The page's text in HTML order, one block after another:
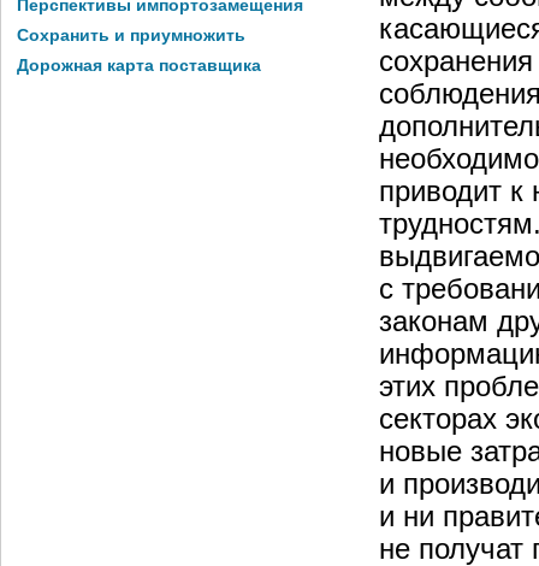
Перспективы импортозамещения
Сохранить и приумножить
Дорожная карта поставщика
приводит
с
законам
этих
секторах
новые
и
и ни
не получат